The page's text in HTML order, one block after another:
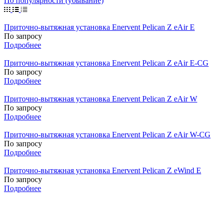
Приточно-вытяжная установка Enervent Pelican Z eAir E
По запросу
Подробнее
Приточно-вытяжная установка Enervent Pelican Z eAir E-CG
По запросу
Подробнее
Приточно-вытяжная установка Enervent Pelican Z eAir W
По запросу
Подробнее
Приточно-вытяжная установка Enervent Pelican Z eAir W-CG
По запросу
Подробнее
Приточно-вытяжная установка Enervent Pelican Z eWind E
По запросу
Подробнее